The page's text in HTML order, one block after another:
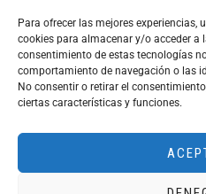
Para ofrecer las mejores
cookies para almacenar y/o acceder a
consentimiento de estas tecnologías
comportamiento de navegación o las
No consentir o retirar el
ciertas características y funciones.
675
Aviso